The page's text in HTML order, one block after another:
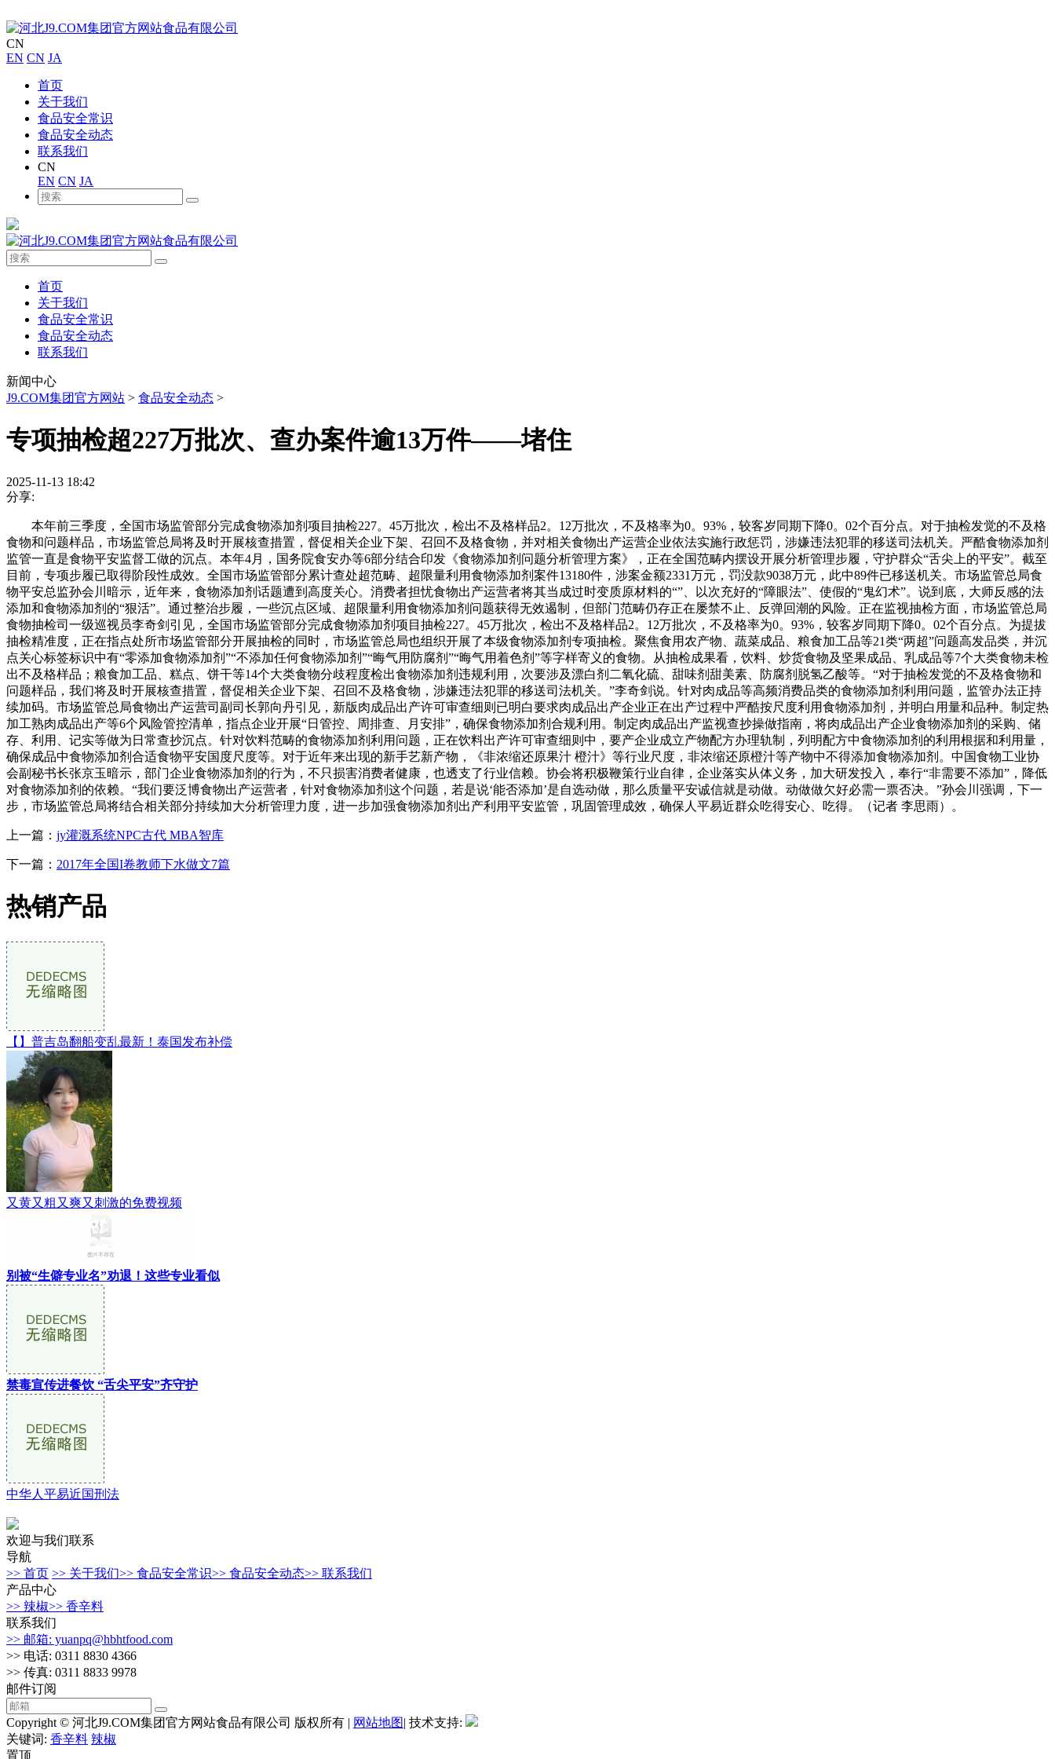
CN
EN CN JA
首页
关于我们
食品安全常识
食品安全动态
联系我们
CN
EN CN JA
首页
关于我们
食品安全常识
食品安全动态
联系我们
新闻中心
J9.COM集团官方网站 > 食品安全动态 >
专项抽检超227万批次、查办案件逾13万件——堵住
2025-11-13 18:42
分享:
本年前三季度，全国市场监管部分完成食物添加剂项目抽检227。45万批次，检出不及格样品2。12万批次，不及格率为0。93%，较客岁同期下降0。02个百分点。对于抽检发觉的不及格
食物和问题样品，市场监管总局将及时开展核查措置，督促相关企业下架、召回不及格食物，并对相关食物出产运营企业依法实施行政惩罚，涉嫌违法犯罪的移送司法机关。严酷食物添加剂
监管一直是食物平安监督工做的沉点。本年4月，国务院食安办等6部分结合印发《食物添加剂问题分析管理方案》，正在全国范畴内摆设开展分析管理步履，守护群众“舌尖上的平安”。截至
目前，专项步履已取得阶段性成效。全国市场监管部分累计查处超范畴、超限量利用食物添加剂案件13180件，涉案金额2331万元，罚没款9038万元，此中89件已移送机关。市场监管总局食
物平安总监孙会川暗示，近年来，食物添加剂话题遭到高度关心。消费者担忧食物出产运营者将其当成过时变质原材料的“”、以次充好的“障眼法”、使假的“鬼幻术”。说到底，大师反感的法
添加和食物添加剂的“狠活”。通过整治步履，一些沉点区域、超限量利用食物添加剂问题获得无效遏制，但部门范畴仍存正在屡禁不止、反弹回潮的风险。正在监视抽检方面，市场监管总局
食物抽检司一级巡视员李奇剑引见，全国市场监管部分完成食物添加剂项目抽检227。45万批次，检出不及格样品2。12万批次，不及格率为0。93%，较客岁同期下降0。02个百分点。为提拔
抽检精准度，正在指点处所市场监管部分开展抽检的同时，市场监管总局也组织开展了本级食物添加剂专项抽检。聚焦食用农产物、蔬菜成品、粮食加工品等21类“两超”问题高发品类，并沉
点关心标签标识中有“零添加食物添加剂”“不添加任何食物添加剂”“晦气用防腐剂”“晦气用着色剂”等字样寄义的食物。从抽检成果看，饮料、炒货食物及坚果成品、乳成品等7个大类食物未检
出不及格样品；粮食加工品、糕点、饼干等14个大类食物分歧程度检出食物添加剂违规利用，次要涉及漂白剂二氧化硫、甜味剂甜美素、防腐剂脱氢乙酸等。“对于抽检发觉的不及格食物和
问题样品，我们将及时开展核查措置，督促相关企业下架、召回不及格食物，涉嫌违法犯罪的移送司法机关。”李奇剑说。针对肉成品等高频消费品类的食物添加剂利用问题，监管办法正持
续加码。市场监管总局食物出产运营司副司长郭向丹引见，新版肉成品出产许可审查细则已明白要求肉成品出产企业正在出产过程中严酷按尺度利用食物添加剂，并明白用量和品种。制定热
加工熟肉成品出产等6个风险管控清单，指点企业开展“日管控、周排查、月安排”，确保食物添加剂合规利用。制定肉成品出产监视查抄操做指南，将肉成品出产企业食物添加剂的采购、储
存、利用、记实等做为日常查抄沉点。针对饮料范畴的食物添加剂利用问题，正在饮料出产许可审查细则中，要产企业成立产物配方办理轨制，列明配方中食物添加剂的利用根据和利用量，
确保成品中食物添加剂合适食物平安国度尺度等。对于近年来出现的新手艺新产物，《非浓缩还原果汁 橙汁》等行业尺度，非浓缩还原橙汁等产物中不得添加食物添加剂。中国食物工业协
会副秘书长张京玉暗示，部门企业食物添加剂的行为，不只损害消费者健康，也透支了行业信赖。协会将积极鞭策行业自律，企业落实从体义务，加大研发投入，奉行“非需要不添加”，降低
对食物添加剂的依赖。“我们要泛博食物出产运营者，针对食物添加剂这个问题，若是说‘能否添加’是自选动做，那么质量平安诚信就是动做。动做做欠好必需一票否决。”孙会川强调，下一
步，市场监管总局将结合相关部分持续加大分析管理力度，进一步加强食物添加剂出产利用平安监管，巩固管理成效，确保人平易近群众吃得安心、吃得。（记者 李思雨）。
上一篇： jy灌溉系统NPC古代 MBA智库
下一篇： 2017年全国I卷教师下水做文7篇
热销产品
【】普吉岛翻船变乱最新！泰国发布补偿
又黄又粗又爽又刺激的免费视频
别被“生僻专业名”劝退！这些专业看似
禁毒宣传进餐饮 “舌尖平安”齐守护
中华人平易近国刑法
欢迎与我们联系
导航
>> 首页 >> 关于我们>> 食品安全常识>> 食品安全动态>> 联系我们
产品中心
>> 辣椒>> 香辛料
联系我们
>> 邮箱: yuanpq@hbhtfood.com
>> 电话: 0311 8830 4366
>> 传真: 0311 8833 9978
邮件订阅
Copyright © 河北J9.COM集团官方网站食品有限公司 版权所有 | 网站地图| 技术支持:
关键词: 香辛料 辣椒
置顶